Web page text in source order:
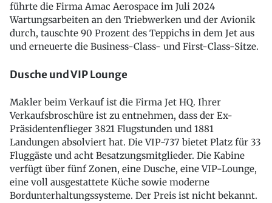
führte die Firma Amac Aerospace im Juli 2024
Wartungsarbeiten an den Triebwerken und der Avionik
durch, tauschte 90 Prozent des Teppichs in dem Jet aus
und erneuerte die Business-Class- und First-Class-Sitze.
Dusche und VIP Lounge
Makler beim Verkauf ist die Firma Jet HQ. Ihrer
Verkaufsbroschüre ist zu entnehmen, dass der Ex-
Präsidentenflieger 3821 Flugstunden und 1881
Landungen absolviert hat. Die VIP-737 bietet Platz für 33
Fluggäste und acht Besatzungsmitglieder. Die Kabine
verfügt über fünf Zonen, eine Dusche, eine VIP-Lounge,
eine voll ausgestattete Küche sowie moderne
Bordunterhaltungssysteme. Der Preis ist nicht bekannt.